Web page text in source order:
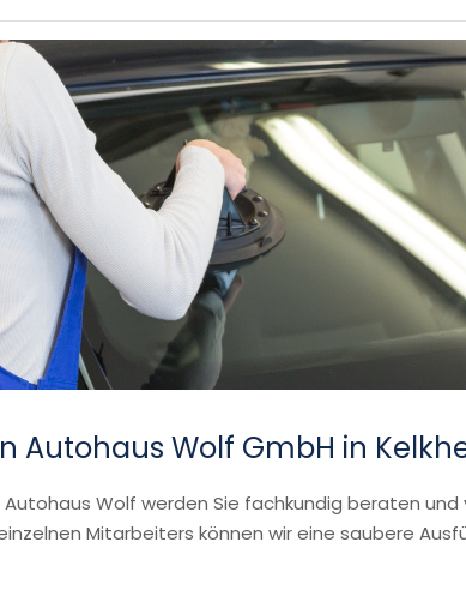
Autohaus Wolf GmbH in
Wolf werden Sie fachkundig beraten
Mitarbeiters können wir eine saubere